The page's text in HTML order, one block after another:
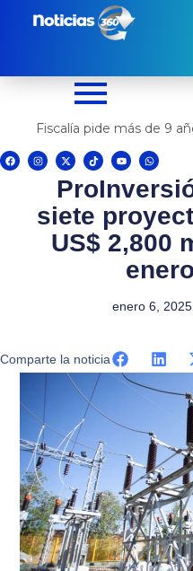
F
a
c
I
n
s
r
a
X
-
t
w
i
t
e
r
T
i
k
t
o
Y
o
u
t
u
e
W
h
a
t
s
p
p
siete
US$ 2,800
enero 6, 2025
Comparte la noticia